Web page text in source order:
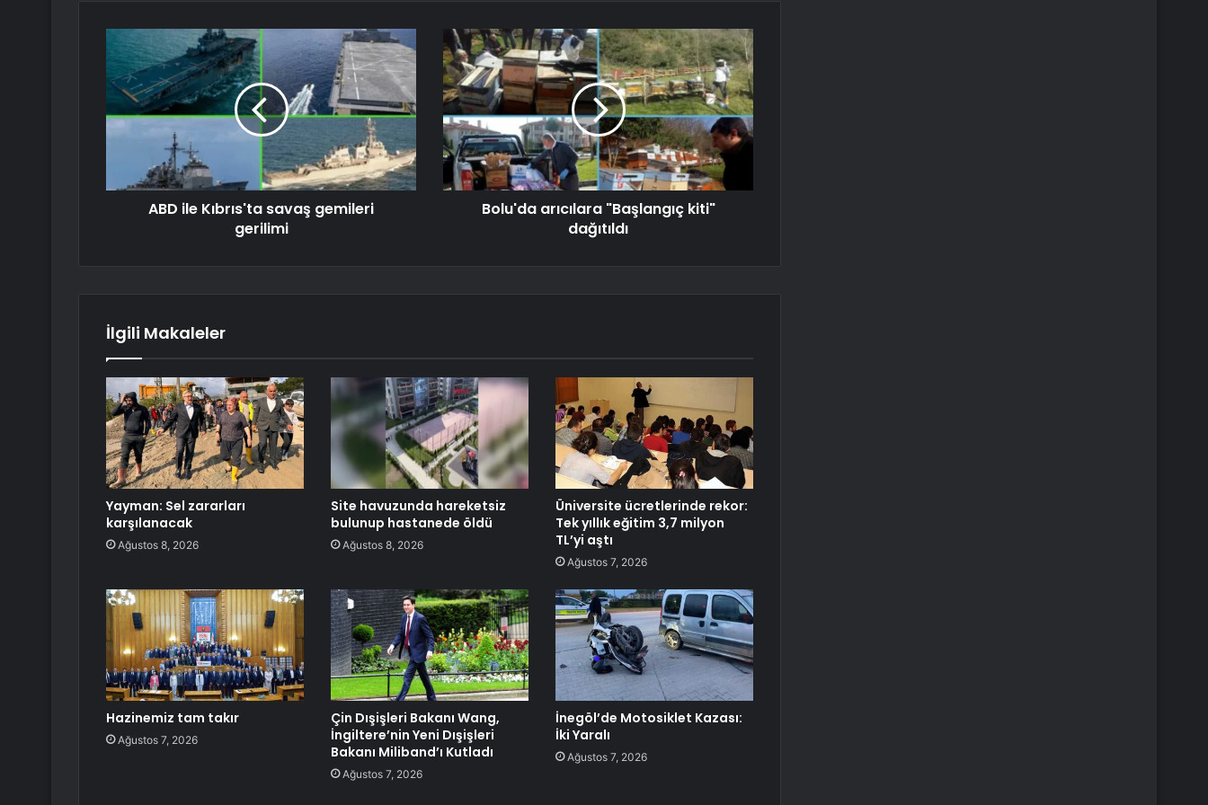
ABD ile Kıbrıs'ta savaş gemileri
gerilimi
Bolu'da arıcılara "Başlangıç ​​kiti"
dağıtıldı
İlgili Makaleler
Yayman: Sel zararları
karşılanacak
Ağustos 8, 2026
Site havuzunda hareketsiz
bulunup hastanede öldü
Ağustos 8, 2026
Üniversite ücretlerinde rekor:
Tek yıllık eğitim 3,7 milyon
TL’yi aştı
Ağustos 7, 2026
Hazinemiz tam takır
Ağustos 7, 2026
Çin Dışişleri Bakanı Wang,
İngiltere’nin Yeni Dışişleri
Bakanı Miliband’ı Kutladı
Ağustos 7, 2026
İnegöl’de Motosiklet Kazası:
İki Yaralı
Ağustos 7, 2026